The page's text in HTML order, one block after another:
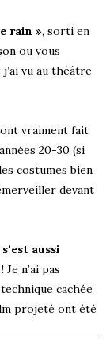
rain », sorti en
ou vous
vu au théâtre
vraiment fait
20-30 (si
costumes bien
devant
aussi
n’ai pas
cachée
projeté ont été